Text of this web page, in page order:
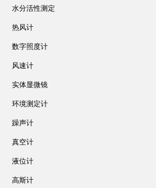
水分活性测定
热风计
数字照度计
风速计
实体显微镜
环境测定计
躁声计
真空计
液位计
高斯计